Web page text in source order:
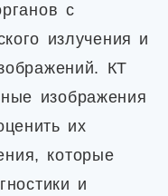
с
излучения и
КТ
изображения
их
которые
и